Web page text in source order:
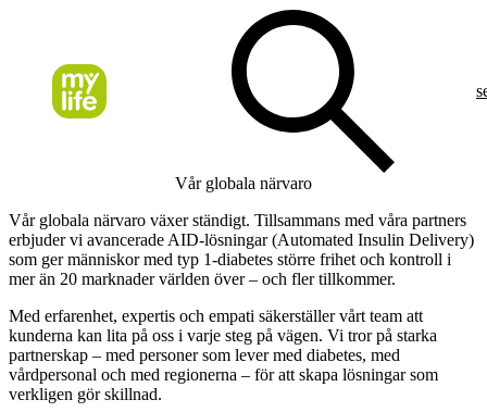
Vår globala närvaro
Vår globala närvaro växer ständigt. Tillsammans med våra partners
erbjuder vi avancerade AID-lösningar (Automated Insulin Delivery)
som ger människor med typ 1-diabetes större frihet och kontroll i
mer än 20 marknader världen över – och fler tillkommer.
Med erfarenhet, expertis och empati säkerställer vårt team att
kunderna kan lita på oss i varje steg på vägen. Vi tror på starka
partnerskap – med personer som lever med diabetes, med
vårdpersonal och med regionerna – för att skapa lösningar som
verkligen gör skillnad.